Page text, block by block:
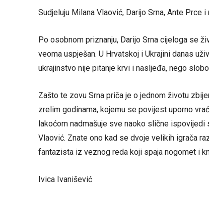
Sudjeluju Milana Vlaović, Darijo Srna, Ante Prce
Po osobnom priznanju, Darijo Srna cijeloga se
veoma uspješan. U Hrvatskoj i Ukrajini danas
ukrajinstvo nije pitanje krvi i nasljeđa, nego
Zašto te zovu Srna priča je o jednom životu
zrelim godinama, kojemu se povijest uporno
lakoćom nadmašuje sve naoko slične
Vlaović. Znate ono kad se dvoje velikih igrača
fantazista iz veznog reda koji spaja nogomet i
Ivica Ivanišević